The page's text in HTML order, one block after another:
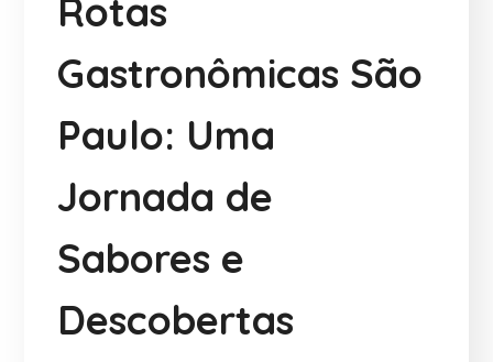
Rotas
Gastronômicas São
Paulo: Uma
Jornada de
Sabores e
Descobertas